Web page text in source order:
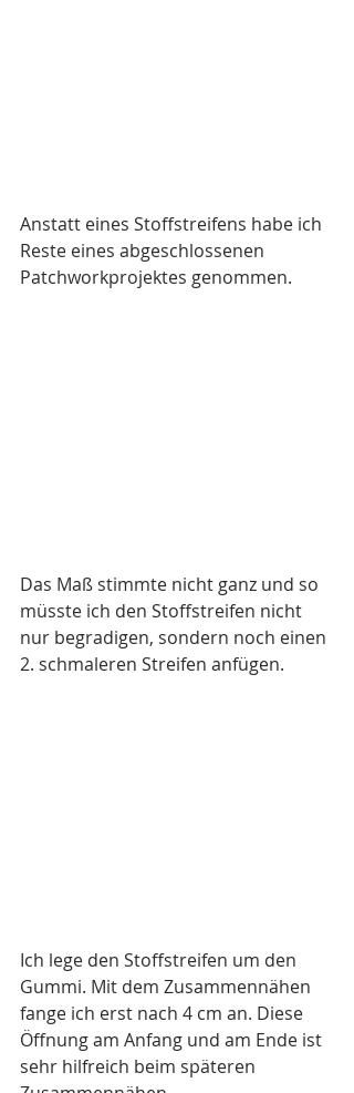
Anstatt eines Stoffstreifens habe ich
Reste eines abgeschlossenen
Patchworkprojektes genommen.
Das Maß stimmte nicht ganz und so
müsste ich den Stoffstreifen nicht
nur begradigen, sondern noch einen
2. schmaleren Streifen anfügen.
Ich lege den Stoffstreifen um den
Gummi. Mit dem Zusammennähen
fange ich erst nach 4 cm an. Diese
Öffnung am Anfang und am Ende ist
sehr hilfreich beim späteren